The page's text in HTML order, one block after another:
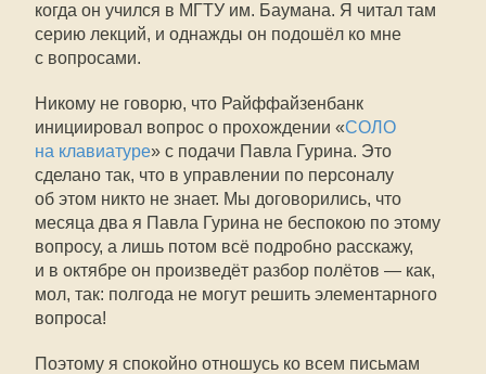
когда он учился в МГТУ им. Баумана. Я читал там
серию лекций, и однажды он подошёл ко мне
с вопросами.
Никому не говорю, что Райффайзенбанк
инициировал вопрос о прохождении «СОЛО
на клавиатуре» с подачи Павла Гурина. Это
сделано так, что в управлении по персоналу
об этом никто не знает. Мы договорились, что
месяца два я Павла Гурина не беспокою по этому
вопросу, а лишь потом всё подробно расскажу,
и в октябре он произведёт разбор полётов — как,
мол, так: полгода не могут решить элементарного
вопроса!
Поэтому я спокойно отношусь ко всем письмам